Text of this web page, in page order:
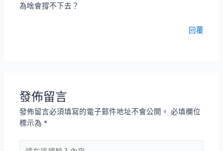
為啥會撐不下去？
回覆
發佈留言
發佈留言必須填寫的電子郵件地址不會公開。 必填欄位
標示為 *